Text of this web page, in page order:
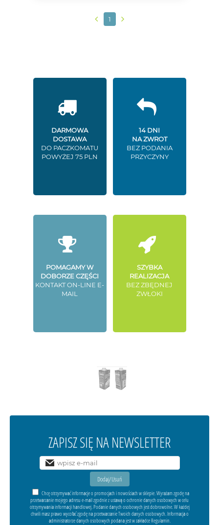
1
DARMOWA
DOSTAWA
DO PACZKOMATU
POWYŻEJ 75 PLN
14 DNI
NA ZWROT
BEZ PODANIA
PRZYCZYNY
POMAGAMY W
DOBORZE CZĘŚCI
KONTAKT ON-LINE E-
MAIL
SZYBKA
REALIZACJA
BEZ ZBĘDNEJ
ZWŁOKI
ZAPISZ SIĘ NA NEWSLETTER
Chcę otrzymywać informacje o promocjach i nowościach w sklepie. Wyrażam zgodę na
przetwarzanie mojego adresu e-mail zgodnie z ustawą o ochronie danych osobowych w celu
otrzymywania informacji handlowej. Podanie danych osobowych jest dobrowolne. W każdej
chwili masz prawo wycofać zgodę na przetwarzanie Twoich danych osobowych. Informacja o
administratorze danych osobowych podana jest w zakładce Regulamin.